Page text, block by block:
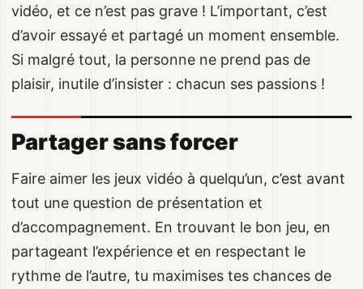
vidéo, et ce n’est pas grave ! L’important, c’est
d’avoir essayé et partagé un moment ensemble.
Si malgré tout, la personne ne prend pas de
plaisir, inutile d’insister : chacun ses passions !
Partager sans forcer
Faire aimer les jeux vidéo à quelqu’un, c’est avant
tout une question de présentation et
d’accompagnement. En trouvant le bon jeu, en
partageant l’expérience et en respectant le
rythme de l’autre, tu maximises tes chances de